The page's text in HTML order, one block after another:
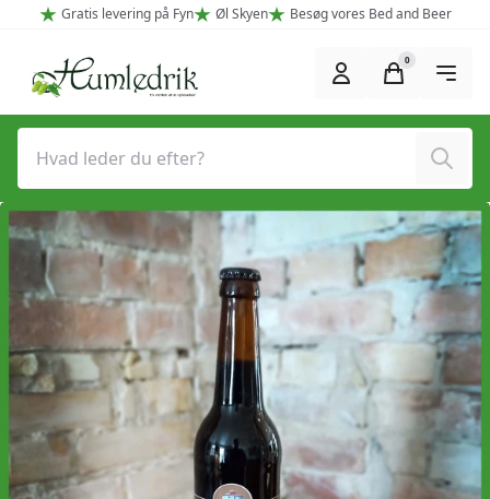
Spring til hovedindhold (Tryk Enter)
Gratis levering på Fyn Øl Skyen Besøg vores Bed and Beer
Søg
0